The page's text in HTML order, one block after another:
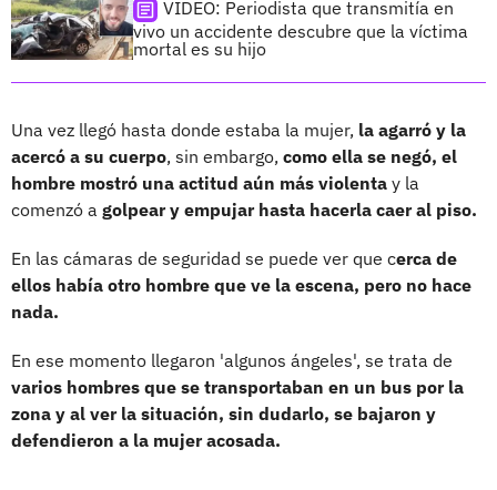
VIDEO: Periodista que transmitía en
vivo un accidente descubre que la víctima
mortal es su hijo
Una vez llegó hasta donde estaba la mujer, la agarró y la
acercó a su cuerpo, sin embargo, como ella se negó, el
hombre mostró una actitud aún más violenta y la
comenzó a golpear y empujar hasta hacerla caer al piso.
En las cámaras de seguridad se puede ver que cerca de
ellos había otro hombre que ve la escena, pero no hace
nada.
En ese momento llegaron 'algunos ángeles', se trata de
varios hombres que se transportaban en un bus por la
zona y al ver la situación, sin dudarlo, se bajaron y
defendieron a la mujer acosada.